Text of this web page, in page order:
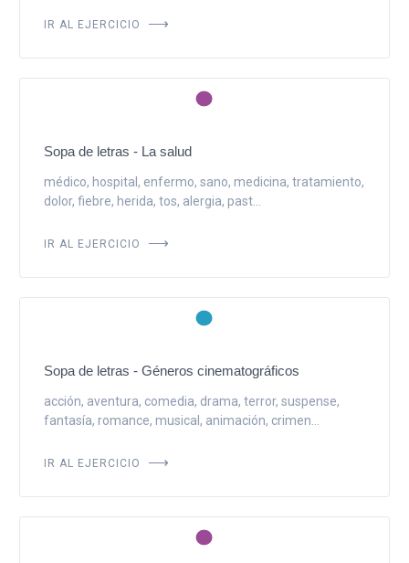
IR AL EJERCICIO
Sopa de letras - La salud
médico, hospital, enfermo, sano, medicina, tratamiento,
dolor, fiebre, herida, tos, alergia, past...
IR AL EJERCICIO
Sopa de letras - Géneros cinematográficos
acción, aventura, comedia, drama, terror, suspense,
fantasía, romance, musical, animación, crimen...
IR AL EJERCICIO